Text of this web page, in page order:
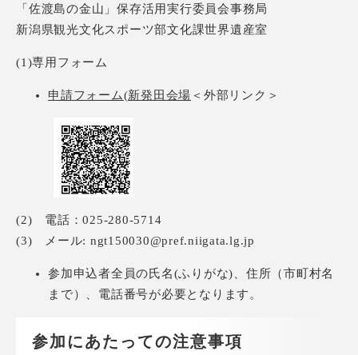
「佐渡島の金山」保存活用実行委員会事務局
新潟県観光文化スポーツ部文化課世界遺産室
(1)専用フォーム
申請フォーム(新発田会場 ＜外部リンク＞
(2) 電話：025-280-5714
(3) メール: ngt150030@pref.niigata.lg.jp
参加申込者全員の氏名(ふりがな)、住所（市町村名
まで）、電話番号が必要となります。
参加にあたっての注意事項